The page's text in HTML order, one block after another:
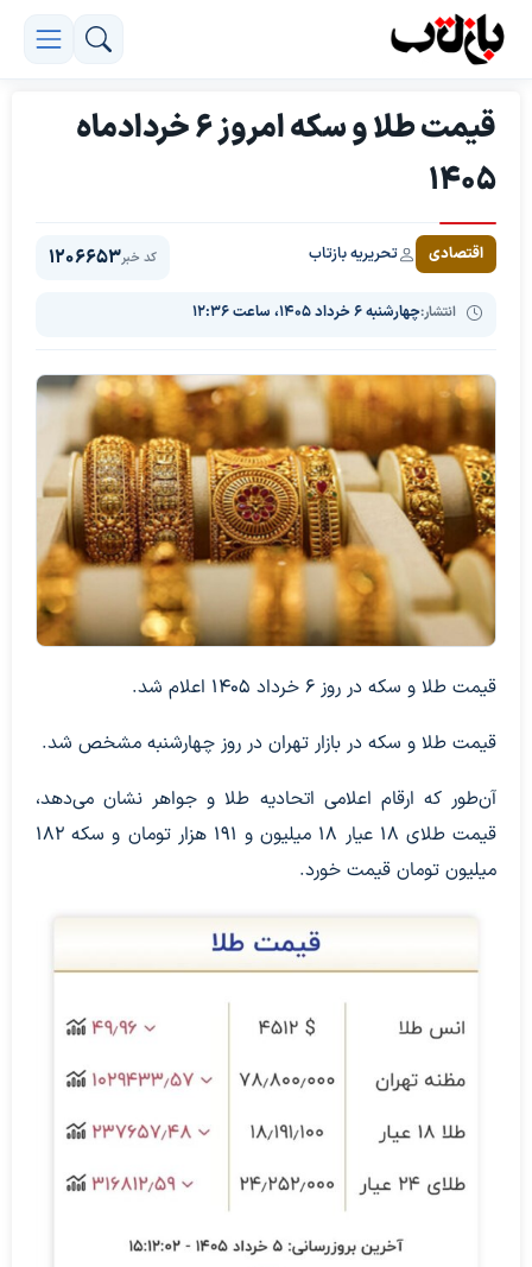
قیمت طلا و سکه امروز ۶ خردادماه
۱۴۰۵
اقتصادی تحریریه بازتاب
انتشار:چهارشنبه ۶ خرداد ۱۴۰۵، ساعت ۱۲:۳۶
کد خبر1206653
قیمت طلا و سکه در روز ۶ خرداد ۱۴۰۵ اعلام شد.
قیمت طلا و سکه در بازار تهران در روز چهارشنبه مشخص شد.
آن‌طور که ارقام اعلامی اتحادیه طلا و جواهر نشان می‌دهد،
قیمت طلای ۱۸ عیار ۱۸ میلیون و ۱۹۱ هزار تومان و سکه ۱۸۲
میلیون تومان قیمت خورد.